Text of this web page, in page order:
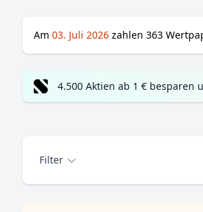
Am 03. Juli 2026 zahlen 363
4.500 Aktien ab 1 € besparen
Filter